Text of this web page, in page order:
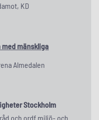
KD
mänskliga
Almedalen
Stockholm
och ordf miljö- och